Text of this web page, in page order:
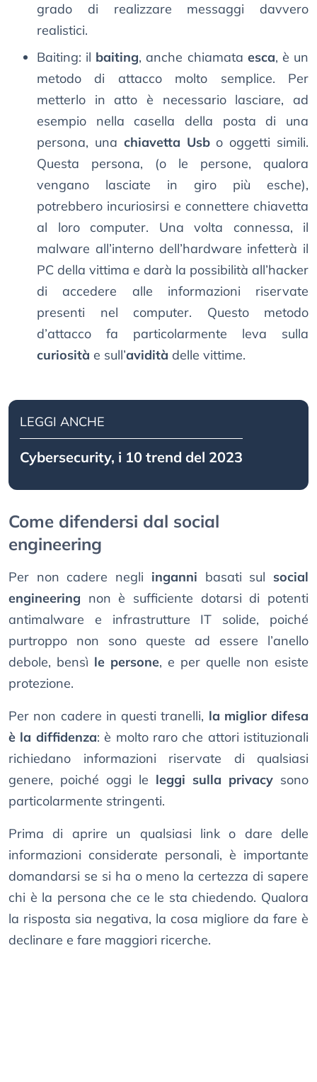
grado di realizzare messaggi davvero
realistici.
Baiting: il baiting, anche chiamata esca, è un
metodo di attacco molto semplice. Per
metterlo in atto è necessario lasciare, ad
esempio nella casella della posta di una
persona, una chiavetta Usbo oggetti simili.
Questa persona, (o le persone, qualora
vengano lasciate in giro più esche),
potrebbero incuriosirsi e connettere chiavetta
al loro computer. Una volta connessa, il
malware all’interno dell’hardware infetterà il
PC della vittima e darà la possibilità all’hacker
di accedere alle informazioni riservate
presenti nel computer. Questo metodo
d’attacco fa particolarmente leva sulla
curiosità e sull’avidità delle vittime.
LEGGI ANCHE
Cybersecurity, i 10 trend del 2023
Come difendersi dal social
engineering
Per non cadere negli inganni basati sul social
engineering non è sufficiente dotarsi di potenti
antimalware e infrastrutture IT solide, poiché
purtroppo non sono queste ad essere l’anello
debole, bensì le persone, e per quelle non esiste
protezione.
Per non cadere in questi tranelli, la miglior difesa
è la diffidenza: è molto raro che attori istituzionali
richiedano informazioni riservate di qualsiasi
genere, poiché oggi le leggi sulla privacy sono
particolarmente stringenti.
Prima di aprire un qualsiasi link o dare delle
informazioni considerate personali, è importante
domandarsi se si ha o meno la certezza di sapere
chi è la persona che ce le sta chiedendo. Qualora
la risposta sia negativa, la cosa migliore da fare è
declinare e fare maggiori ricerche.